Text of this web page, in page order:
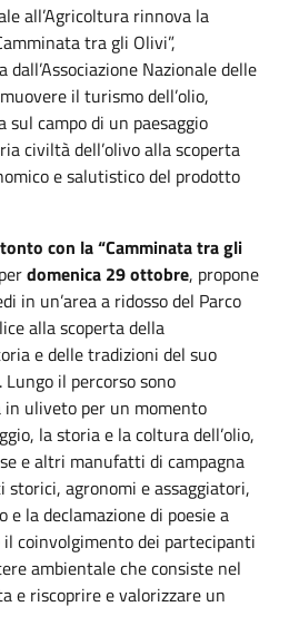
all’Agricoltura rinnova la
tra gli Olivi”,
Nazionale delle
il turismo dell’olio,
sul campo di un paesaggio
civiltà dell’olivo alla scoperta
e salutistico del prodotto
con la “Camminata tra gli
domenica 29 ottobre, propone
in un’area a ridosso del Parco
alla scoperta della
e delle tradizioni del suo
il percorso sono
uliveto per un momento
la storia e la coltura dell’olio,
e altri manufatti di campagna
storici, agronomi e assaggiatori,
e la declamazione di poesie a
coinvolgimento dei partecipanti
ambientale che consiste nel
e riscoprire e valorizzare un